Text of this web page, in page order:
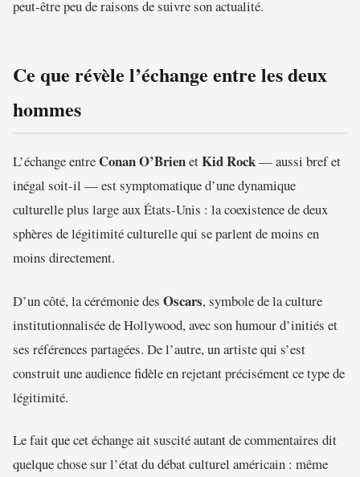
peut-être peu de raisons de suivre son actualité.
Ce que révèle l’échange entre les deux
hommes
L’échange entre Conan O’BrienetKid Rock— aussi bref et
inégal soit-il — est symptomatique d’une dynamique
culturelle plus large aux États-Unis : la coexistence de deux
sphères de légitimité culturelle qui se parlent de moins en
moins directement.
D’un côté, la cérémonie des Oscars, symbole de la culture
institutionnalisée de Hollywood, avec son humour d’initiés et
ses références partagées. De l’autre, un artiste qui s’est
construit une audience fidèle en rejetant précisément ce type de
légitimité.
Le fait que cet échange ait suscité autant de commentaires dit
quelque chose sur l’état du débat culturel américain : même